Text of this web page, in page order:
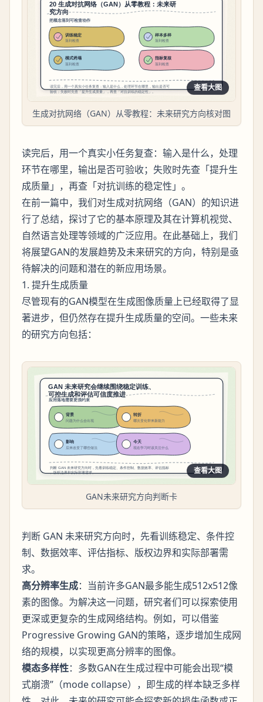
查看大图
生成对抗网络（GAN）从零教程：未来研究方向核对图
读完后，用一个真实小任务复查：输入是什么，处理
环节在哪里，输出是否可验收；失败时先查「提升生
成质量」，再查「对抗训练的稳定性」。
在前一篇中，我们对生成对抗网络（GAN）的知识进
行了总结，探讨了它的基本原理及其在计算机视觉、
自然语言处理等领域的广泛应用。在此基础上，我们
将展望GAN的发展趋势及未来研究的方向，特别是亟
待解决的问题和潜在的新应用场景。
1. 提升生成质量
尽管现有的GAN模型在生成图像质量上已经取得了显
著进步，但仍然存在提升生成质量的空间。一些未来
的研究方向包括：
查看大图
GAN未来研究方向判断卡
判断 GAN 未来研究方向时，先看训练稳定、条件控
制、数据效率、评估指标、版权边界和实际部署需
求。
高分辨率生成：当前许多GAN最多能生成512x512像
素的图像。为解决这一问题，研究者们可以探索使用
更深或更复杂的生成网络结构。例如，可以借鉴
Progressive Growing GAN的策略，逐步增加生成网
络的规模，以实现更高分辨率的图像。
模态多样性：多数GAN在生成过程中可能会出现“模
式崩溃”（mode collapse），即生成的样本缺乏多样